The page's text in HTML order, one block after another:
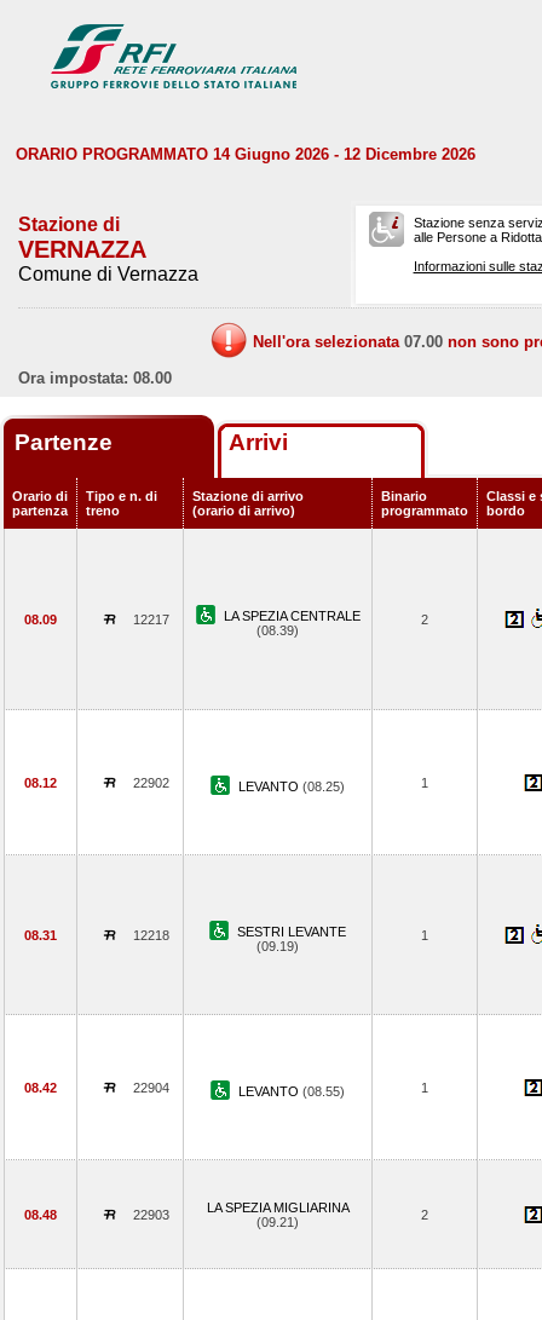
ORARIO PROGRAMMATO 14 Giugno 2026 - 12 Dicembre 2026
Stazione di
VERNAZZA
Comune di Vernazza
Stazione senza
alle Persone a
Informazioni sulle
Nell'ora selezionata 07.00 non sono
Ora impostata: 08.00
Partenze Arrivi
Orario di
partenza
Tipo e n. di
treno
Stazione di arrivo
(orario di arrivo)
Binario
programmato
Classi e
bordo
08.09 12217
LA SPEZIA CENTRALE
(08.39)
2
08.12 22902 LEVANTO (08.25) 1
08.31 12218
SESTRI LEVANTE
(09.19)
1
08.42 22904 LEVANTO (08.55) 1
08.48 22903
LA SPEZIA MIGLIARINA
(09.21)
2